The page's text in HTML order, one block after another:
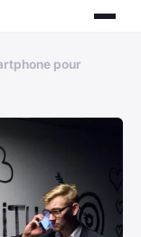
pour